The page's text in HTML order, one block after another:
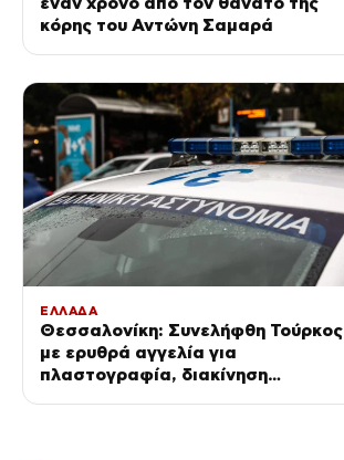
κόρης του Αντώνη Σαμαρά
ΕΛΛΑΔΑ
Θεσσαλονίκη: Συνελήφθη Τούρκος
με ερυθρά αγγελία για
πλαστογραφία, διακίνηση